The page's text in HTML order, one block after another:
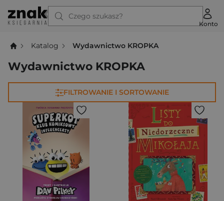
Czego szukasz?
Konto
Katalog Wydawnictwo KROPKA
Wydawnictwo KROPKA
FILTROWANIE I SORTOWANIE